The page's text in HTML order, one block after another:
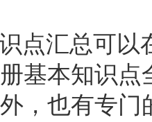
点汇总可以
册基本知识
，也有专门